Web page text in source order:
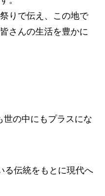
りで伝え、この地で
さんの生活を豊かに
の中にもプラスにな
伝統をもとに現代へ